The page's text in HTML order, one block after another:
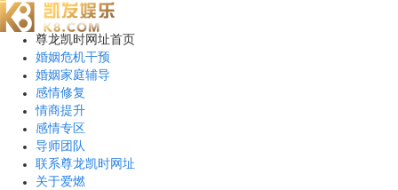
尊龙凯时网址首页
婚姻危机干预
婚姻家庭辅导
感情修复
情商提升
感情专区
导师团队
联系尊龙凯时网址
关于爱燃